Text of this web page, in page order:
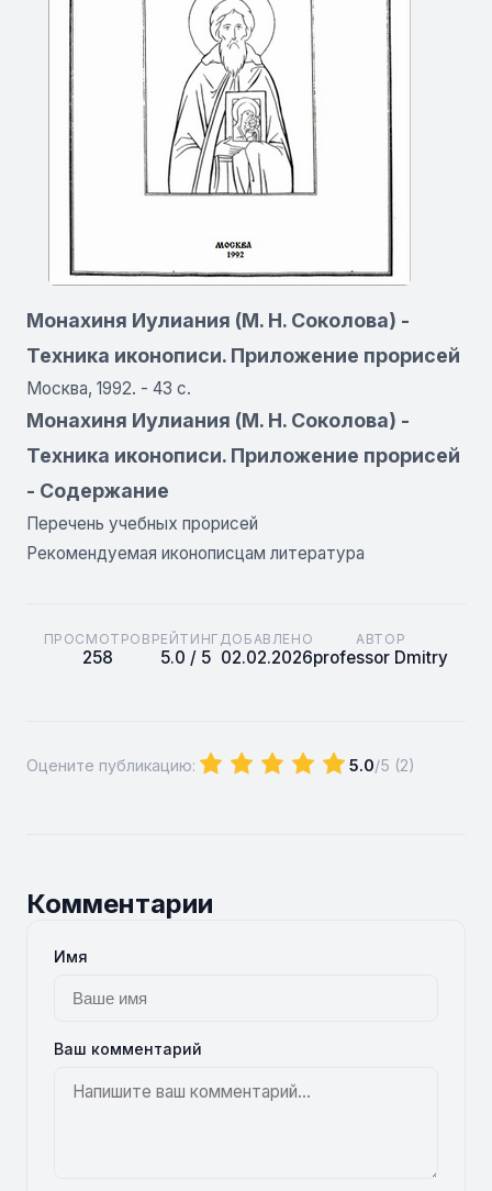
Монахиня Иулиания (М. Н. Соколова) -
Техника иконописи. Приложение прорисей
Москва, 1992. - 43 с.
Монахиня Иулиания (М. Н. Соколова) -
Техника иконописи. Приложение прорисей
- Содержание
Перечень учебных прорисей
Рекомендуемая иконописцам литература
ПРОСМОТРОВ
258
РЕЙТИНГ
5.0 / 5
ДОБАВЛЕНО
02.02.2026
АВТОР
professor Dmitry
Оцените публикацию: 5.0/5 (2)
Комментарии
Имя
Ваш комментарий